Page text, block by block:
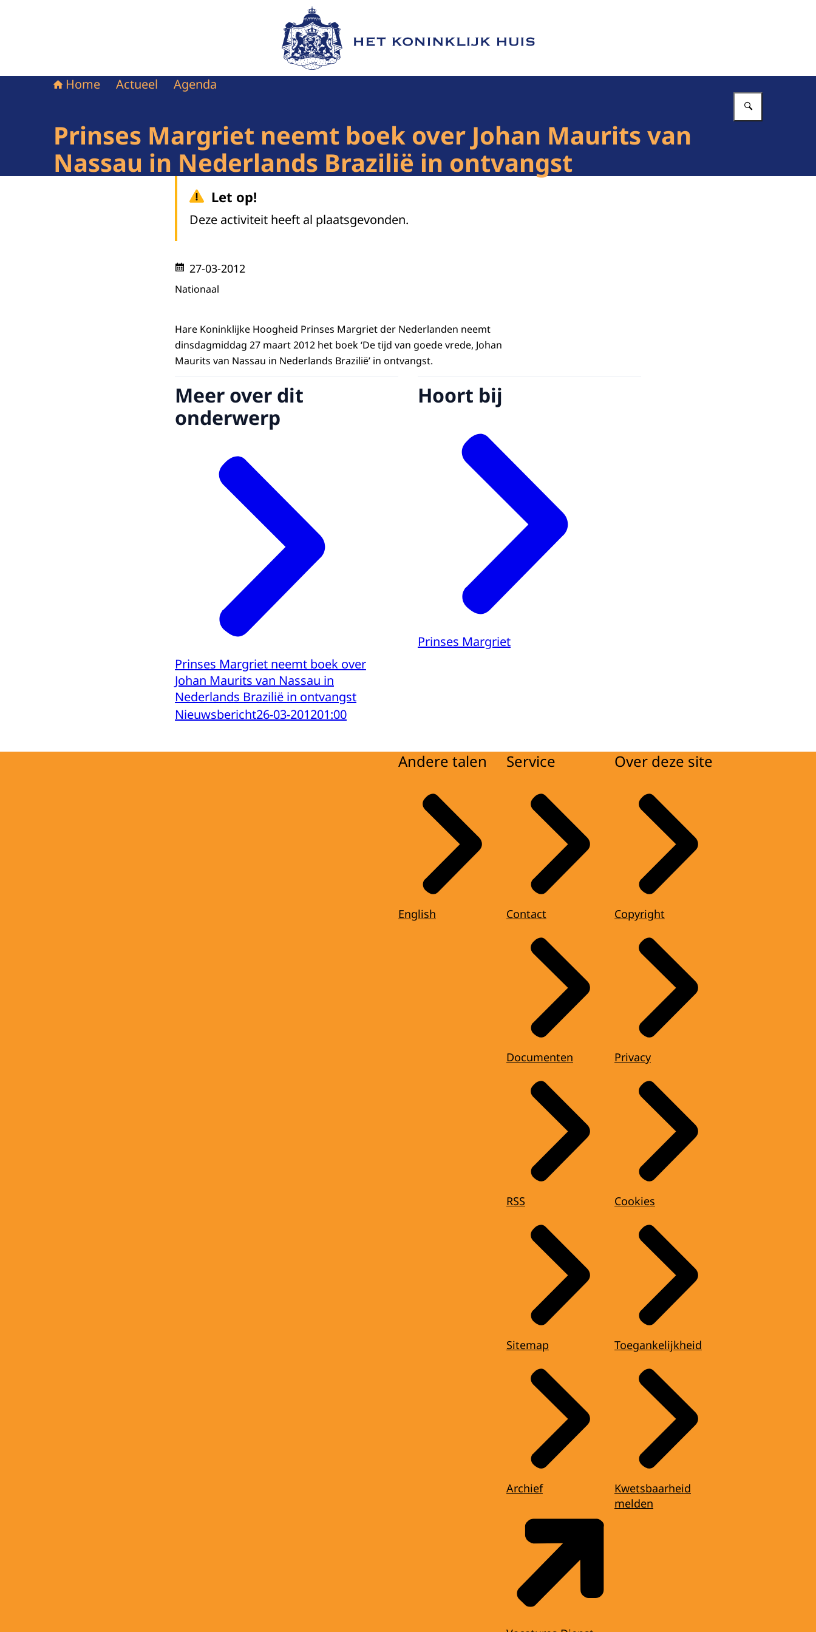
Naar de homepage van Het Koninklijk Huis
Home Actueel Agenda
Prinses Margriet neemt boek over Johan Maurits van
Nassau in Nederlands Brazilië in ontvangst
Let op!
Deze activiteit heeft al plaatsgevonden.
27-03-2012
Nationaal
Hare Koninklijke Hoogheid Prinses Margriet der Nederlanden neemt
dinsdagmiddag 27 maart 2012 het boek ‘De tijd van goede vrede, Johan
Maurits van Nassau in Nederlands Brazilië’ in ontvangst.
Meer over dit
onderwerp
Prinses Margriet neemt boek over
Johan Maurits van Nassau in
Nederlands Brazilië in ontvangst
Nieuwsbericht26-03-201201:00
Hoort bij
Prinses Margriet
Andere talen
English
Service
Contact
Documenten
RSS
Sitemap
Archief
Over deze site
Copyright
Privacy
Cookies
Toegankelijkheid
Kwetsbaarheid
melden